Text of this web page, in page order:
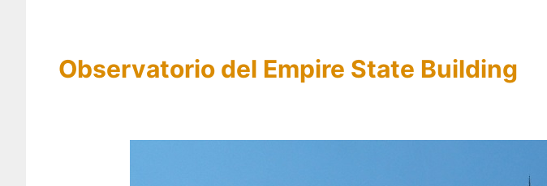
Observatorio del Empire State Building